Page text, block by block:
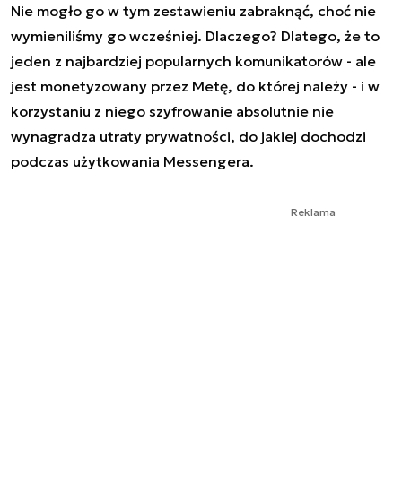
Nie mogło go w tym zestawieniu zabraknąć, choć nie
wymieniliśmy go wcześniej. Dlaczego? Dlatego, że to
jeden z najbardziej popularnych komunikatorów - ale
jest monetyzowany przez Metę, do której należy - i w
korzystaniu z niego szyfrowanie absolutnie nie
wynagradza utraty prywatności, do jakiej dochodzi
podczas użytkowania Messengera.
Reklama